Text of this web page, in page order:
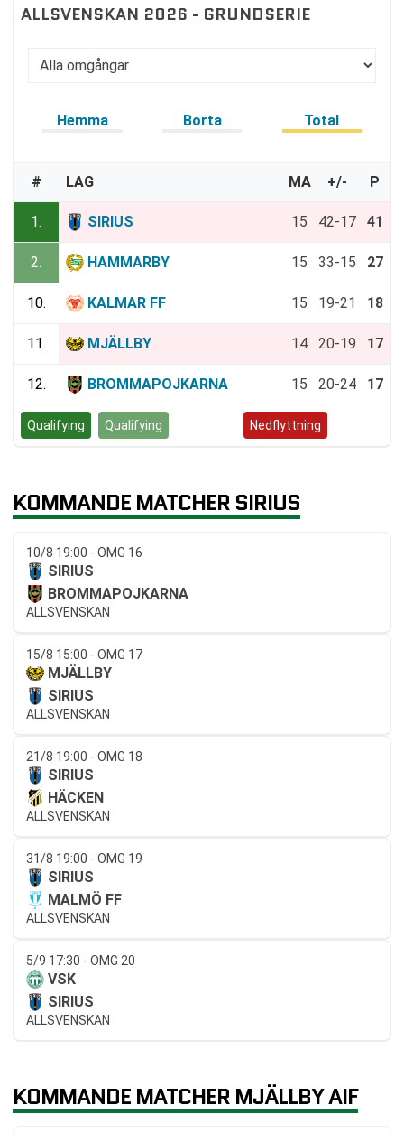
ALLSVENSKAN 2026 - GRUNDSERIE
Hemma Borta Total
# LAG MA +/- P
1. SIRIUS 15 42-17 41
2. HAMMARBY 15 33-15 27
10. KALMAR FF 15 19-21 18
11. MJÄLLBY 14 20-19 17
12. BROMMAPOJKARNA 15 20-24 17
Qualifying Qualifying Nedflyttning
KOMMANDE MATCHER SIRIUS
10/8 19:00 - OMG 16
SIRIUS
BROMMAPOJKARNA
ALLSVENSKAN
15/8 15:00 - OMG 17
MJÄLLBY
SIRIUS
ALLSVENSKAN
21/8 19:00 - OMG 18
SIRIUS
HÄCKEN
ALLSVENSKAN
31/8 19:00 - OMG 19
SIRIUS
MALMÖ FF
ALLSVENSKAN
5/9 17:30 - OMG 20
VSK
SIRIUS
ALLSVENSKAN
KOMMANDE MATCHER MJÄLLBY AIF